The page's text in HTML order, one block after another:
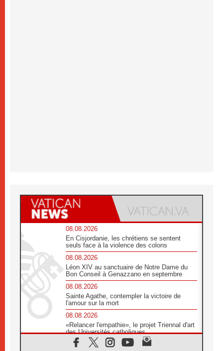
08.08.2026
En Cisjordanie, les chrétiens se sentent
seuls face à la violence des colons
08.08.2026
Léon XIV au sanctuaire de Notre Dame du
Bon Conseil à Genazzano en septembre
08.08.2026
Sainte Agathe, contempler la victoire de
l'amour sur la mort
08.08.2026
«Relancer l'empathie», le projet Triennal d'art
des Universités catholiques
08.08.2026